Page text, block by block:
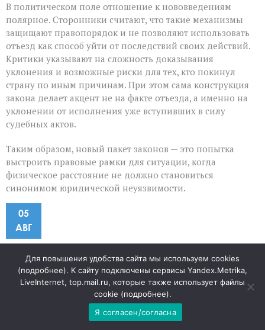
В политическом поле отношение к нововведениям
полярное. Сторонники считают, что такие механизмы
защищают правопорядок и не позволяют использовать
отъезд как способ уйти от последствий своих действий.
Критики указывают на сложность доказывания
уклонения и возможные риски для тех, кто покинул
страну по иным причинам. При этом сама конструкция
закона делает акцент не на факте отъезда, а именно на
уклонении от исполнения уже вступивших в силу
судебных актов.
Таким образом, новый пакет законов — это попытка
выстроить правовые рамки для ситуации, когда
физическое расстояние не должно становиться
синонимом юридической неуязвимости.
05
АВГ
«Паспорт как страховка»:
зачем россияне ищут
гражданство на островах
Для повышения удобства сайта мы используем cookies
(подробнее). К сайту подключены сервисы Yandex.Metrika,
LiveInternet, top.mail.ru, которые также использует файлы
cookie (подробнее).
Я согласен/согласна